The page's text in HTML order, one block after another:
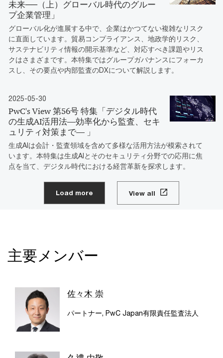
未来──（上）グローバル時代のグルー
プ企業管理」
グローバル化が進展する中で、企業はかつてない複雑なリスク
に直面しています。貿易コンプライアンス、地政学的リスク、
サステナビリティ情報の開示基準など、対応すべき課題やリス
クはさまざまです。本特集ではグループガバナンスにフォーカ
スし、その要点や内部監査のDXについて解説します。
2025-05-30
PwC's View 第56号 特集「デジタル時代
の生成AI活用法―効率化から監査、セキ
ュリティ対策まで― 」
生成AIは会計・監査領域を含めて多様な活用方法が模索されて
います。本特集は生成AIとそのセキュリティ分野での応用に焦
点を当て、デジタル時代における経営革新を探求します。
Load more View all
主要メンバー
佐々木 崇
パートナー, PwC Japan有限責任監査法人